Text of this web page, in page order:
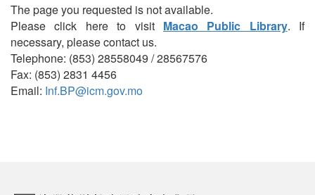
The page you requested is not available.
Please click here to visit Macao Public Library. If
necessary, please contact us.
Telephone: (853) 28558049 / 28567576
Fax: (853) 2831 4456
Email: Inf.BP@icm.gov.mo